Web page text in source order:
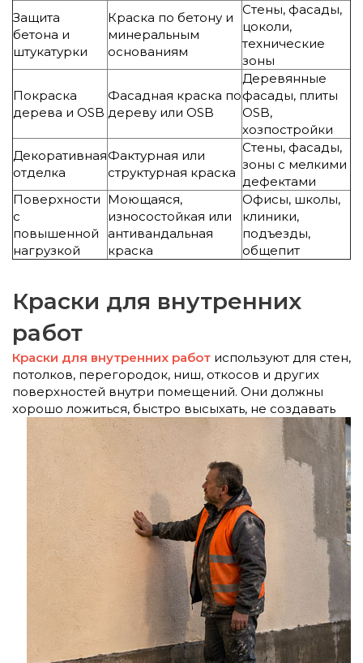
Защита
бетона и
штукатурки
Краска по бетону и
минеральным
основаниям
Стены, фасады,
цоколи,
технические
зоны
Покраска
дерева и OSB
Фасадная краска по
дереву или OSB
Деревянные
фасады, плиты
OSB,
хозпостройки
Декоративная
отделка
Фактурная или
структурная краска
Стены, фасады,
зоны с мелкими
дефектами
Поверхности
с
повышенной
нагрузкой
Моющаяся,
износостойкая или
антивандальная
краска
Офисы, школы,
клиники,
подъезды,
общепит
Краски для внутренних
работ
Краски для внутренних работ используют для стен,
потолков, перегородок, ниш, откосов и других
поверхностей внутри помещений. Они должны
хорошо ложиться, быстро высыхать, не создавать